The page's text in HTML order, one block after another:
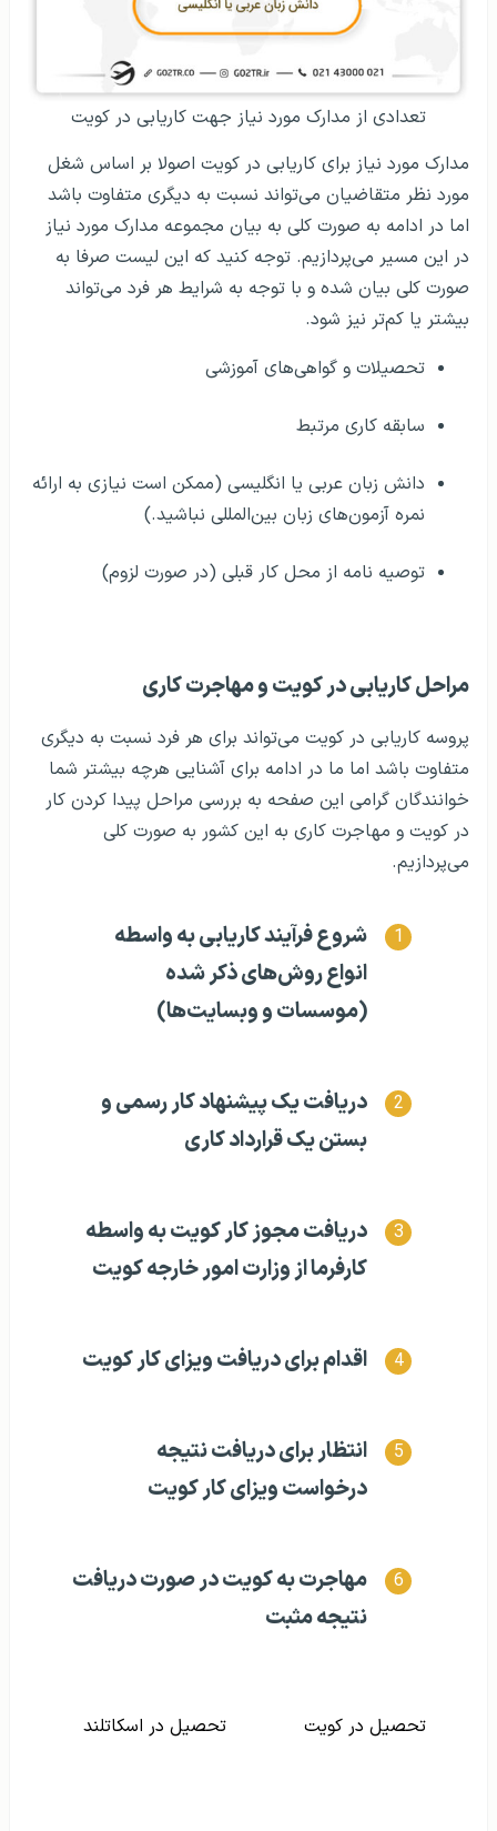
تعدادی از مدارک مورد نیاز جهت کاریابی در کویت
مدارک مورد نیاز برای کاریابی در کویت اصولا بر اساس شغل
مورد نظر متقاضیان می‌تواند نسبت به دیگری متفاوت باشد
اما در ادامه به صورت کلی به بیان مجموعه مدارک مورد نیاز
در این مسیر می‌پردازیم. توجه کنید که این لیست صرفا به
صورت کلی بیان شده و با توجه به شرایط هر فرد می‌تواند
بیشتر یا کم‌تر نیز شود.
تحصیلات و گواهی‌های آموزشی
سابقه کاری مرتبط
دانش زبان عربی یا انگلیسی (ممکن است نیازی به ارائه
نمره آزمون‌های زبان بین‌المللی نباشید.)
توصیه نامه از محل کار قبلی (در صورت لزوم)
مراحل کاریابی در کویت و مهاجرت کاری
پروسه کاریابی در کویت می‌تواند برای هر فرد نسبت به دیگری
متفاوت باشد اما ما در ادامه برای آشنایی هرچه بیشتر شما
خوانندگان گرامی این صفحه به بررسی مراحل پیدا کردن کار
در کویت و مهاجرت کاری به این کشور به صورت کلی
می‌پردازیم.
شروع فرآیند کاریابی به واسطه
انواع روش‌های ذکر شده
(موسسات و وبسایت‌ها)
دریافت یک پیشنهاد کار رسمی و
بستن یک قرارداد کاری
دریافت مجوز کار کویت به واسطه
کارفرما از وزارت امور خارجه کویت
اقدام برای دریافت ویزای کار کویت
انتظار برای دریافت نتیجه
درخواست ویزای کار کویت
مهاجرت به کویت در صورت دریافت
نتیجه مثبت
تحصیل در کویت تحصیل در اسکاتلند